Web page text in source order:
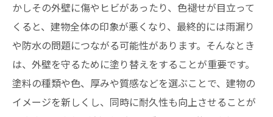
かしその外壁に傷やヒビがあったり、色褪せが目立って
くると、建物全体の印象が悪くなり、最終的には雨漏り
や防水の問題につながる可能性があります。そんなとき
は、外壁を守るために塗り替えをすることが重要です。
塗料の種類や色、厚みや質感などを選ぶことで、建物の
イメージを新しくし、同時に耐久性も向上させることが